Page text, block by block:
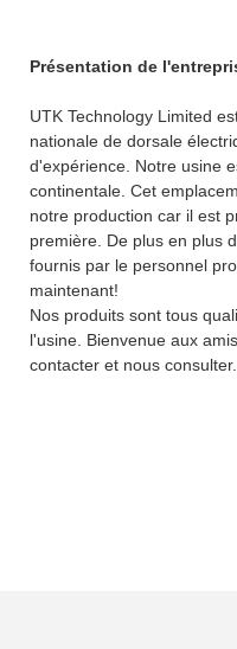
Présentation de
UTK Technology Limited
nationale de dorsale
d'expérience. Notre usine
continentale. Cet
notre production car il est
première. De plus en plus
fournis par le personnel
maintenant!
Nos produits sont tous
l'usine. Bienvenue aux
contacter et nous consulter.